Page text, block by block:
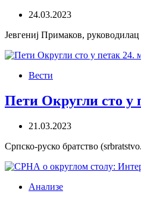
24.03.2023
Јевгениј Примаков,
Вести
Пети Округли сто у
21.03.2023
Српско-руско братство
Анализе